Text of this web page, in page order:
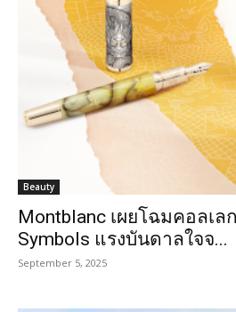
Beauty
Montblanc เผยโฉมคอลเล
Symbols แรงบันดาลใจจ...
September 5, 2025